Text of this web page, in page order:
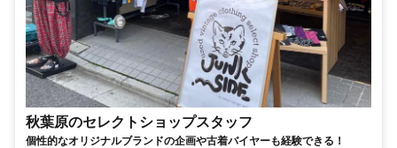
秋葉原のセレクトショップスタッフ
個性的なオリジナルブランドの企画や古着バイヤーも経験できる！